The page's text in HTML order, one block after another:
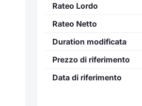
Rateo Lordo
Rateo Netto
Duration modificata
Prezzo di riferimento
Data di riferimento